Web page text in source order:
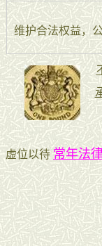
维护合法权益，
虚位以待常年法